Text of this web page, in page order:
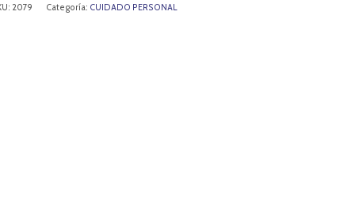
2079 Categoría: CUIDADO PERSONAL